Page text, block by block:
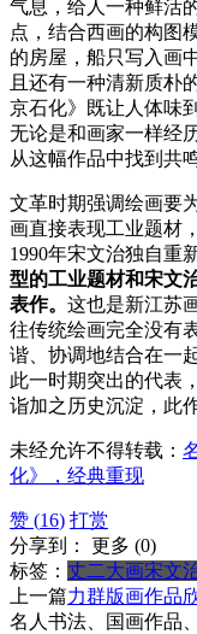
气息，给人一种鲜活
点，结合西画的构图
的房屋，船只写入画
且还有一种清新质朴
京石化》既让人体味
无论是和画家一样经
从这幅作品中找到共鸣
文革时期强调绘画要
画直接表现工业题材
1990年宋文治独自重
型的工业题材和宋文
表作。 这也是新江苏
往传统绘画完全没有
谐、协调地结合在一
此一时期突出的代表
诣加之历史沉淀，此
未经允许不得转载：
化》，经典重现
赞 (16) 打赏
分享到： 更多 (0)
标签： 丈二大画宋文
上一篇力群版画作品
名人书法、国画作品